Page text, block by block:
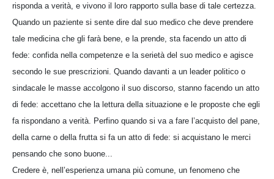
risponda a verità, e vivono il loro rapporto sulla base di tale certezza.
Quando un paziente si sente dire dal suo medico che deve prendere
tale medicina che gli farà bene, e la prende, sta facendo un atto di
fede: confida nella competenze e la serietà del suo medico e agisce
secondo le sue prescrizioni. Quando davanti a un leader politico o
sindacale le masse accolgono il suo discorso, stanno facendo un atto
di fede: accettano che la lettura della situazione e le proposte che egli
fa rispondano a verità. Perfino quando si va a fare l’acquisto del pane,
della carne o della frutta si fa un atto di fede: si acquistano le merci
pensando che sono buone...
Credere è, nell’esperienza umana più comune, un fenomeno che